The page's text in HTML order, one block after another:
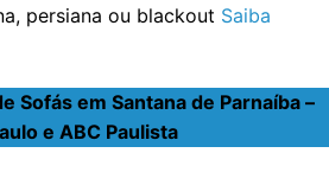
persiana ou blackout Saiba
Sofás em Santana de Parnaíba –
e ABC Paulista